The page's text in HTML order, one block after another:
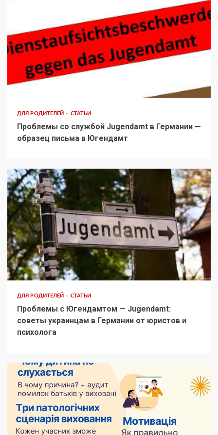
ДЛЯ РОДИТЕЛЕЙ СТАТЬИ
Проблемы со службой Jugendamt в Германии —
образец письма в Югендамт
ДЛЯ РОДИТЕЛЕЙ СТАТЬИ
Проблемы с Югендамтом — Jugendamt:
советы украинцам в Германии от юристов и
психолога